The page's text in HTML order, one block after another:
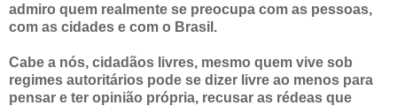
admiro quem realmente se preocupa com as pessoas,
com as cidades e com o Brasil.
Cabe a nós, cidadãos livres, mesmo quem vive sob
regimes autoritários pode se dizer livre ao menos para
pensar e ter opinião própria, recusar as rédeas que